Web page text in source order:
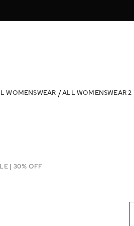
WOMENSWEAR
ALL WOMENSWEAR 2
| 30% OFF